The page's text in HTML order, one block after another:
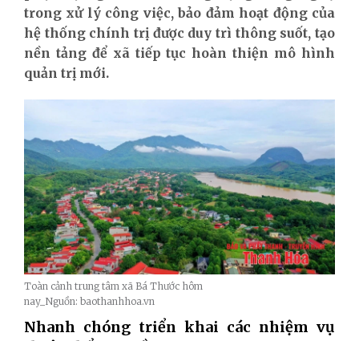
trong xử lý công việc, bảo đảm hoạt động của
hệ thống chính trị được duy trì thông suốt, tạo
nền tảng để xã tiếp tục hoàn thiện mô hình
quản trị mới.
Toàn cảnh trung tâm xã Bá Thước hôm
nay_Nguồn: baothanhhoa.vn
Nhanh chóng triển khai các nhiệm vụ